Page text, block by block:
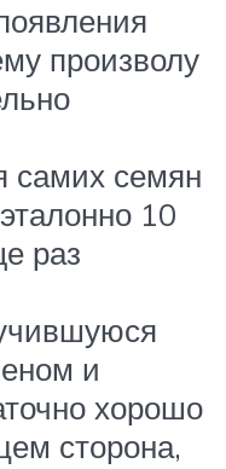
произволу
самих семян
10
раз
и
хорошо
сторона,